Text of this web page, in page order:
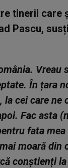
tinerii care
Pascu,
Vreau
În țara
cei care ne
Fac asta
fata
moară din
conștienți